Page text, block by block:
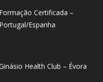
Formação Certificada –
Portugal/Espanha
Health Club – Évora